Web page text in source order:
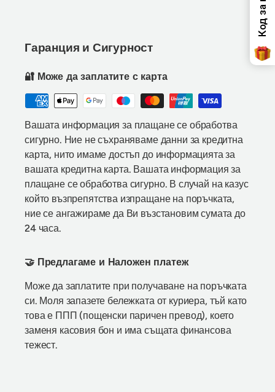
Гаранция и Сигурност
🔐 Може да заплатите с карта
Вашата информация за плащане се обработва
сигурно. Ние не съхраняваме данни за кредитна
карта, нито имаме достъп до информацията за
вашата кредитна карта. Вашата информация за
плащане се обработва сигурно. В случай на казус
който възпрепятства изпращане на поръчката,
ние се ангажираме да Ви възстановим сумата до
24 часа.
🤝 Предлагаме и Наложен платеж
Може да заплатите при получаване на поръчката
си. Моля запазете бележката от куриера, тъй като
това е ППП (пощенски паричен превод), което
заменя касовия бон и има същата финансова
тежест.